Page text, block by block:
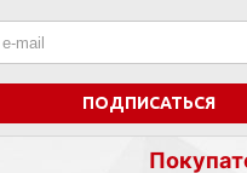
ПОДПИСАТЬСЯ